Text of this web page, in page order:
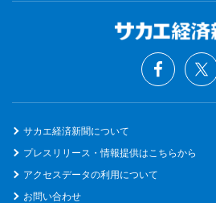
サカエ経済新聞について
プレスリリース・情報提供はこちらから
アクセスデータの利用について
お問い合わせ